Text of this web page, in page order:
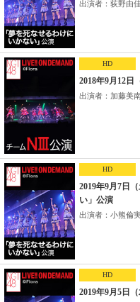
出演者：荻野由
HD
2018年9月12
出演者：加藤美
HD
2019年9月7日
い」公演
出演者：小熊倫
HD
2019年9月5日